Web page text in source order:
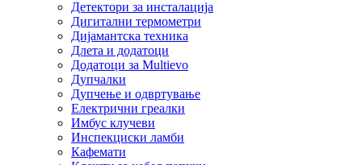
Детектори за инсталација
Дигитални термометри
Дијамантска техника
Длета и додатоци
Додатоци за Multievo
Дупчалки
Дупчење и одвртување
Електрични греалки
Имбус клучеви
Инспекциски ламби
Кафемати